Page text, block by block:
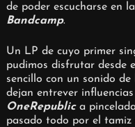
de poder escucharse en
Bandcamp.
Un LP de cuyo primer
pudimos disfrutar desde
sencillo con un sonido
dejan entrever
OneRepublica
pasado todo por el tamiz